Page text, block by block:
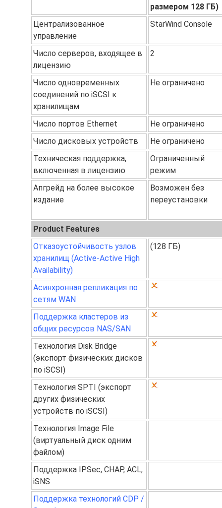
размером 128 ГБ)
Централизованное
управление
StarWind Console
Число серверов, входящее в
лицензию
2
Число одновременных
соединений по iSCSI к
хранилищам
Не ограничено
Число портов Ethernet
Не ограничено
Число дисковых устройств
Не ограничено
Техническая поддержка,
включенная в лицензию
Ограниченный
режим
Апгрейд на более высокое
издание
Возможен без
переустановки
Product Features
Отказоустойчивость узлов
хранилищ (Active-Active High
Availability)
(128 ГБ)
Асинхронная репликация по
сетям WAN
Поддержка кластеров из
общих ресурсов NAS/SAN
Технология Disk Bridge
(экспорт физических дисков
по iSCSI)
Технология SPTI (экспорт
других физических
устройств по iSCSI)
Технология Image File
(виртуальный диск одним
файлом)
Поддержка IPSec, CHAP, ACL,
iSNS
Поддержка технологий CDP /